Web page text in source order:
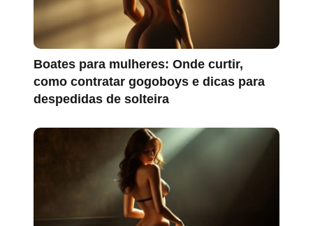
Boates para mulheres: Onde curtir,
como contratar gogoboys e dicas para
despedidas de solteira